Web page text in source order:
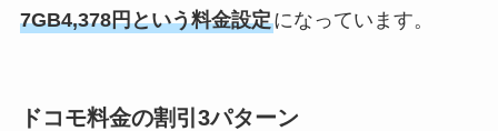
7GB4,378円という料金設定になっています。
ドコモ料金の割引3パターン